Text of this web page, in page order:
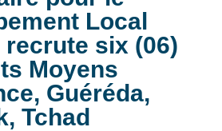
Local
recrute six (06)
Moyens
Guéréda,
Tchad